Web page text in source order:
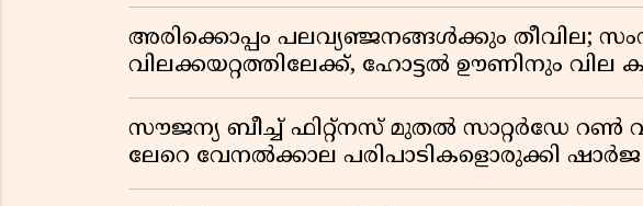
അരിക്കൊപ്പം പലവ്യഞ്ജനങ്ങൾക്കും തീവില;
വിലക്കയറ്റത്തിലേക്ക്, ഹോട്ടൽ ഊണിനും വില
സൗജന്യ ബീച്ച് ഫിറ്റ്നസ് മുതൽ സാറ്റർഡേ റൺ
ലേറെ വേനൽക്കാല പരിപാടികളൊരുക്കി ഷാർജ